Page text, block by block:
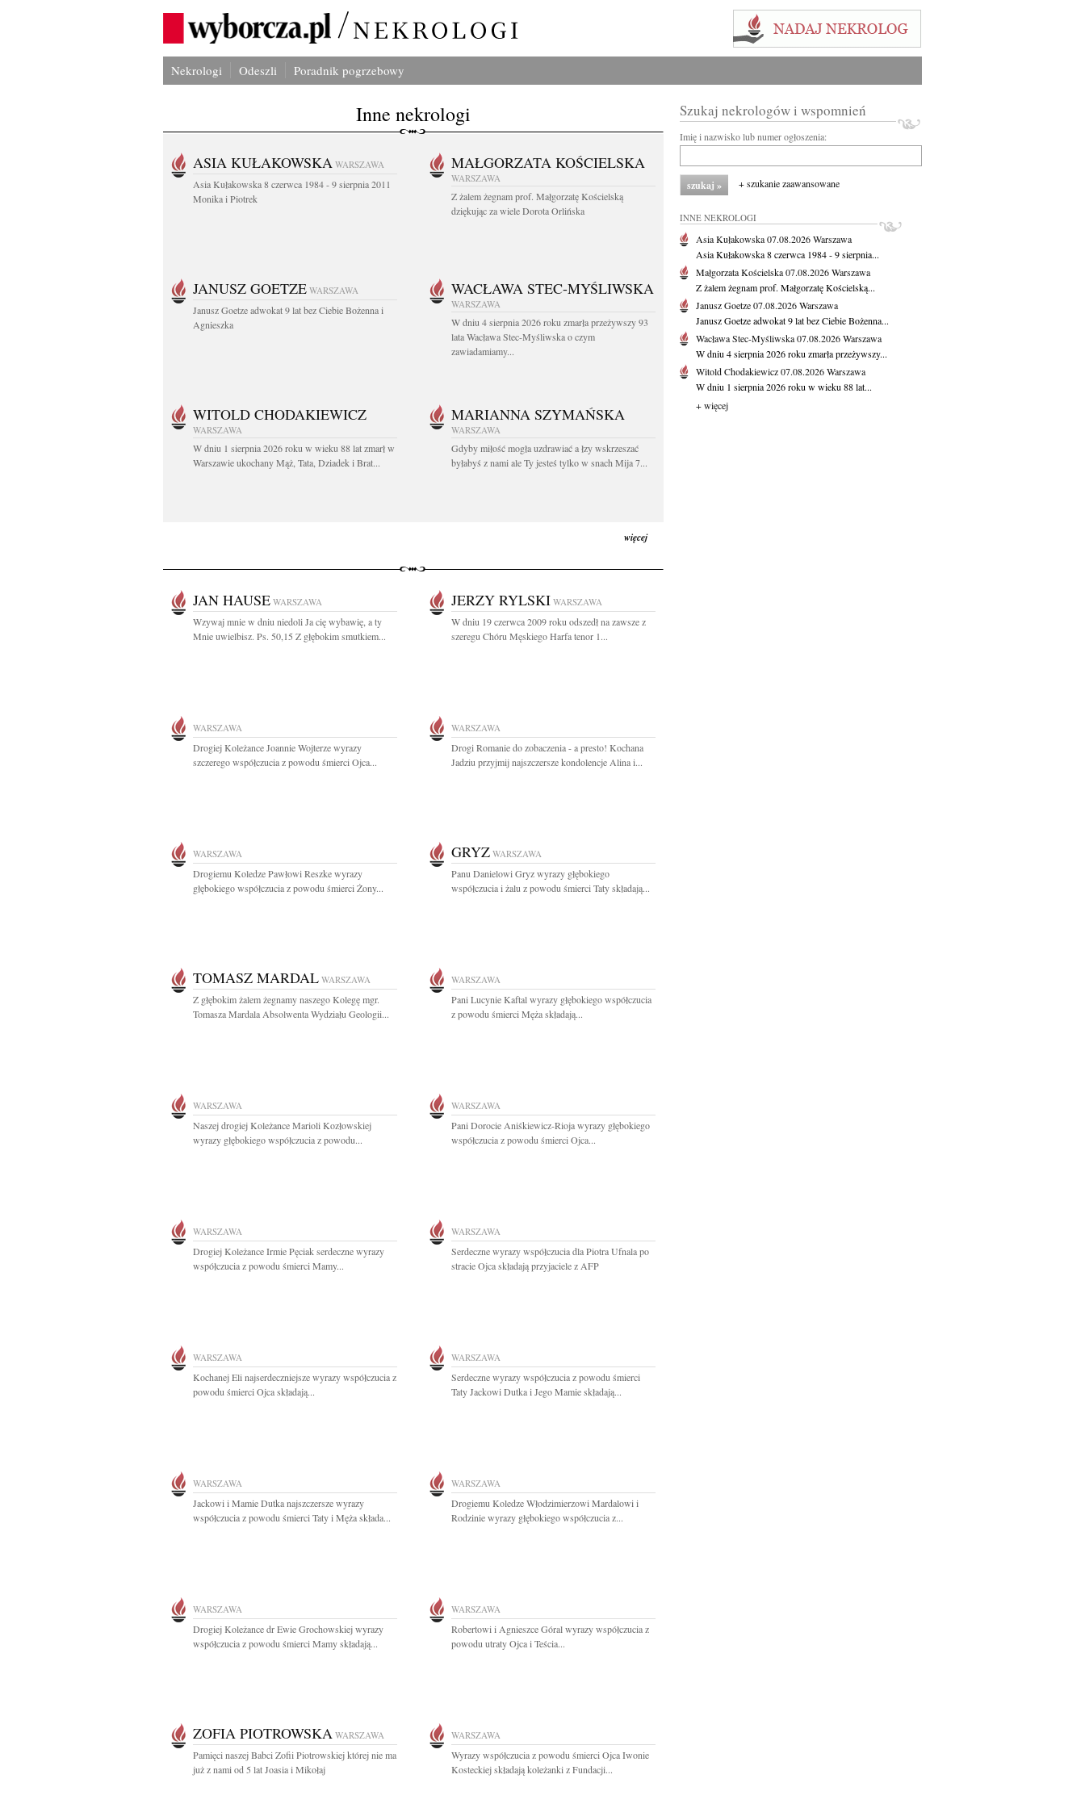
Nekrologi Odeszli Poradnik pogrzebowy
Inne nekrologi
ASIA KUŁAKOWSKA WARSZAWA
Asia Kułakowska 8 czerwca 1984 - 9 sierpnia 2011
Monika i Piotrek
MAŁGORZATA KOŚCIELSKA
WARSZAWA
Z żalem żegnam prof. Małgorzatę Kościelską
dziękując za wiele Dorota Orlińska
JANUSZ GOETZE WARSZAWA
Janusz Goetze adwokat 9 lat bez Ciebie Bożenna i
Agnieszka
WACŁAWA STEC-MYŚLIWSKA
WARSZAWA
W dniu 4 sierpnia 2026 roku zmarła przeżywszy 93
lata Wacława Stec-Myśliwska o czym
zawiadamiamy...
WITOLD CHODAKIEWICZ
WARSZAWA
W dniu 1 sierpnia 2026 roku w wieku 88 lat zmarł w
Warszawie ukochany Mąż, Tata, Dziadek i Brat...
MARIANNA SZYMAŃSKA
WARSZAWA
Gdyby miłość mogła uzdrawiać a łzy wskrzeszać
byłabyś z nami ale Ty jesteś tylko w snach Mija 7...
więcej
JAN HAUSE WARSZAWA
Wzywaj mnie w dniu niedoli Ja cię wybawię, a ty
Mnie uwielbisz. Ps. 50,15 Z głębokim smutkiem...
JERZY RYLSKI WARSZAWA
W dniu 19 czerwca 2009 roku odszedł na zawsze z
szeregu Chóru Męskiego Harfa tenor 1...
WARSZAWA
Drogiej Koleżance Joannie Wojterze wyrazy
szczerego współczucia z powodu śmierci Ojca...
WARSZAWA
Drogi Romanie do zobaczenia - a presto! Kochana
Jadziu przyjmij najszczersze kondolencje Alina i...
WARSZAWA
Drogiemu Koledze Pawłowi Reszke wyrazy
głębokiego współczucia z powodu śmierci Żony...
GRYZ WARSZAWA
Panu Danielowi Gryz wyrazy głębokiego
współczucia i żalu z powodu śmierci Taty składają...
TOMASZ MARDAL WARSZAWA
Z głębokim żalem żegnamy naszego Kolegę mgr.
Tomasza Mardala Absolwenta Wydziału Geologii...
WARSZAWA
Pani Lucynie Kaftal wyrazy głębokiego współczucia
z powodu śmierci Męża składają...
WARSZAWA
Naszej drogiej Koleżance Marioli Kozłowskiej
wyrazy głębokiego współczucia z powodu...
WARSZAWA
Pani Dorocie Aniśkiewicz-Rioja wyrazy głębokiego
współczucia z powodu śmierci Ojca...
WARSZAWA
Drogiej Koleżance Irmie Pęciak serdeczne wyrazy
współczucia z powodu śmierci Mamy...
WARSZAWA
Serdeczne wyrazy współczucia dla Piotra Ufnala po
stracie Ojca składają przyjaciele z AFP
WARSZAWA
Kochanej Eli najserdeczniejsze wyrazy współczucia z
powodu śmierci Ojca składają...
WARSZAWA
Serdeczne wyrazy współczucia z powodu śmierci
Taty Jackowi Dutka i Jego Mamie składają...
WARSZAWA
Jackowi i Mamie Dutka najszczersze wyrazy
współczucia z powodu śmierci Taty i Męża składa...
WARSZAWA
Drogiemu Koledze Włodzimierzowi Mardalowi i
Rodzinie wyrazy głębokiego współczucia z...
WARSZAWA
Drogiej Koleżance dr Ewie Grochowskiej wyrazy
współczucia z powodu śmierci Mamy składają...
WARSZAWA
Robertowi i Agnieszce Góral wyrazy współczucia z
powodu utraty Ojca i Teścia...
ZOFIA PIOTROWSKA WARSZAWA
Pamięci naszej Babci Zofii Piotrowskiej której nie ma
już z nami od 5 lat Joasia i Mikołaj
WARSZAWA
Wyrazy współczucia z powodu śmierci Ojca Iwonie
Kosteckiej składają koleżanki z Fundacji...
Szukaj nekrologów i wspomnień
Imię i nazwisko lub numer ogłoszenia:
+ szukanie zaawansowane
INNE NEKROLOGI
Asia Kułakowska07.08.2026Warszawa
Asia Kułakowska 8 czerwca 1984 - 9 sierpnia...
Małgorzata Kościelska07.08.2026Warszawa
Z żalem żegnam prof. Małgorzatę Kościelską...
Janusz Goetze07.08.2026Warszawa
Janusz Goetze adwokat 9 lat bez Ciebie Bożenna...
Wacława Stec-Myśliwska07.08.2026Warszawa
W dniu 4 sierpnia 2026 roku zmarła przeżywszy...
Witold Chodakiewicz07.08.2026Warszawa
W dniu 1 sierpnia 2026 roku w wieku 88 lat...
+ więcej